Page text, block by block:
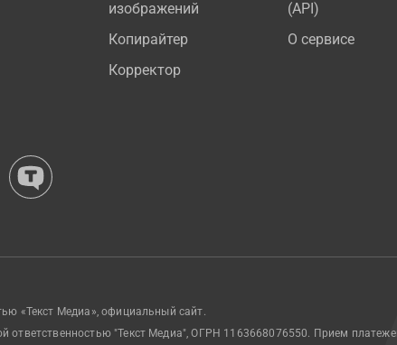
изображений
Копирайтер
Корректор
(API)
О сервисе
«Текст Медиа», официальный сайт.
ответственностью "Текст Медиа", ОГРН 1163668076550. Прием